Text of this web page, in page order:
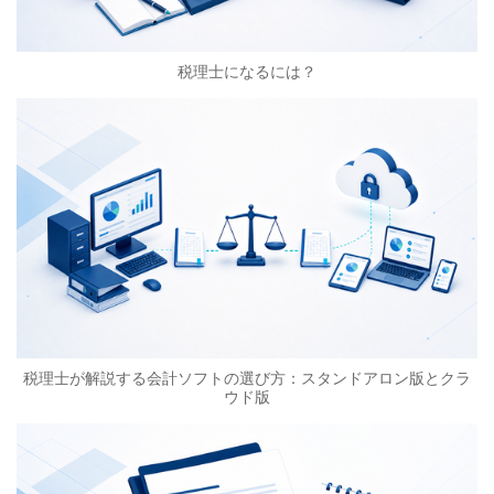
税理士になるには？
税理士が解説する会計ソフトの選び方：スタンドアロン版とクラ
ウド版